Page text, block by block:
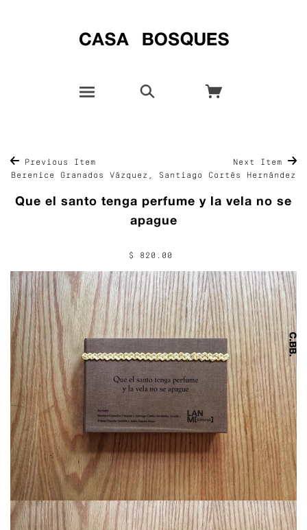
Previous Item
Next Item
Berenice Granados Vázquez, Santiago Cortés Hernández
Que el santo tenga perfume y la vela no se
apague
$ 820.00